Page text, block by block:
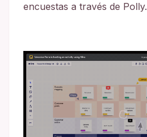
encuestas a través de Polly.